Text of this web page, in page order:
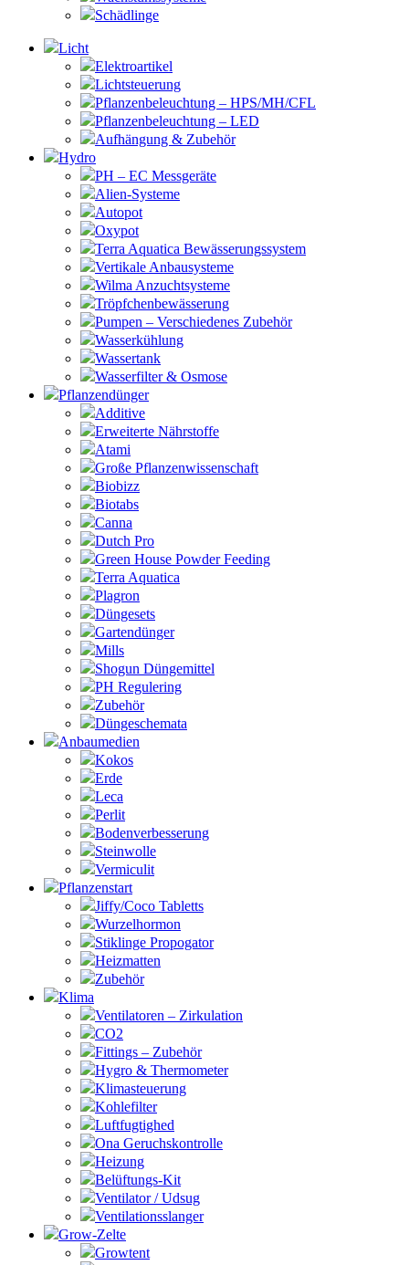
Schädlinge
Licht
Elektroartikel
Lichtsteuerung
Pflanzenbeleuchtung – HPS/MH/CFL
Pflanzenbeleuchtung – LED
Aufhängung & Zubehör
Hydro
PH – EC Messgeräte
Alien-Systeme
Autopot
Oxypot
Terra Aquatica Bewässerungssystem
Vertikale Anbausysteme
Wilma Anzuchtsysteme
Tröpfchenbewässerung
Pumpen – Verschiedenes Zubehör
Wasserkühlung
Wassertank
Wasserfilter & Osmose
Pflanzendünger
Additive
Erweiterte Nährstoffe
Atami
Große Pflanzenwissenschaft
Biobizz
Biotabs
Canna
Dutch Pro
Green House Powder Feeding
Terra Aquatica
Plagron
Düngesets
Gartendünger
Mills
Shogun Düngemittel
PH Regulering
Zubehör
Düngeschemata
Anbaumedien
Kokos
Erde
Leca
Perlit
Bodenverbesserung
Steinwolle
Vermiculit
Pflanzenstart
Jiffy/Coco Tabletts
Wurzelhormon
Stiklinge Propogator
Heizmatten
Zubehör
Klima
Ventilatoren – Zirkulation
CO2
Fittings – Zubehör
Hygro & Thermometer
Klimasteuerung
Kohlefilter
Luftfugtighed
Ona Geruchskontrolle
Heizung
Belüftungs-Kit
Ventilator / Udsug
Ventilationsslanger
Grow-Zelte
Growtent